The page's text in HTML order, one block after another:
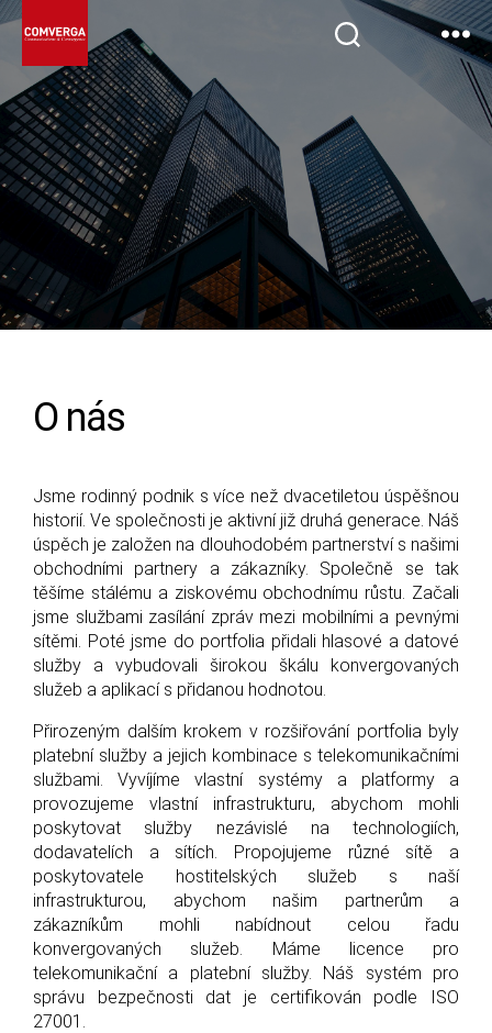
O nás
Jsme rodinný podnik s více než dvacetiletou úspěšnou
historií. Ve společnosti je aktivní již druhá generace. Náš
úspěch je založen na dlouhodobém partnerství s našimi
obchodními partnery a zákazníky. Společně se tak
těšíme stálému a ziskovému obchodnímu růstu. Začali
jsme službami zasílání zpráv mezi mobilními a pevnými
sítěmi. Poté jsme do portfolia přidali hlasové a datové
služby a vybudovali širokou škálu konvergovaných
služeb a aplikací s přidanou hodnotou.
Přirozeným dalším krokem v rozšiřování portfolia byly
platební služby a jejich kombinace s telekomunikačními
službami. Vyvíjíme vlastní systémy a platformy a
provozujeme vlastní infrastrukturu, abychom mohli
poskytovat služby nezávislé na technologiích,
dodavatelích a sítích. Propojujeme různé sítě a
poskytovatele hostitelských služeb s naší
infrastrukturou, abychom našim partnerům a
zákazníkům mohli nabídnout celou řadu
konvergovaných služeb. Máme licence pro
telekomunikační a platební služby. Náš systém pro
správu bezpečnosti dat je certifikován podle ISO
27001.